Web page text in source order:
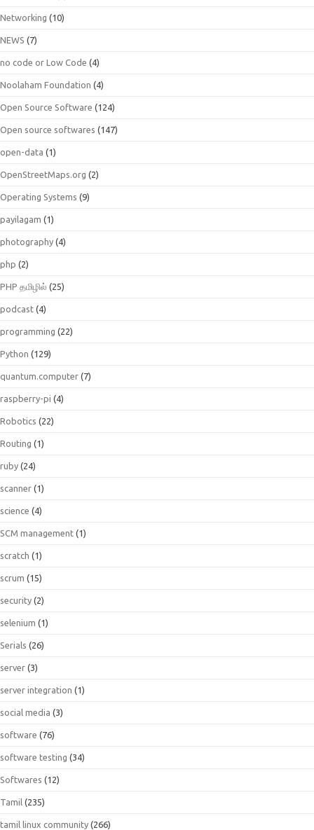
Networking (10)
NEWS (7)
no code or Low Code (4)
Noolaham Foundation (4)
Open Source Software (124)
Open source softwares (147)
open-data (1)
OpenStreetMaps.org (2)
Operating Systems (9)
payilagam (1)
photography (4)
php (2)
PHP தமிழில் (25)
podcast (4)
programming (22)
Python (129)
quantum.computer (7)
raspberry-pi (4)
Robotics (22)
Routing (1)
ruby (24)
scanner (1)
science (4)
SCM management (1)
scratch (1)
scrum (15)
security (2)
selenium (1)
Serials (26)
server (3)
server integration (1)
social media (3)
software (76)
software testing (34)
Softwares (12)
Tamil (235)
tamil linux community (266)